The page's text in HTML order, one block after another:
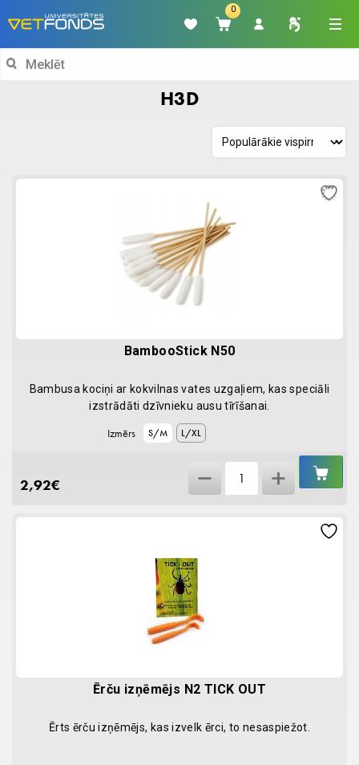
0
Search
H3D
BambooStick N50
Bambusa kociņi ar kokvilnas vates uzgaļiem, kas speciāli
izstrādāti dzīvnieku ausu tīrīšanai.
Izmērs S/M L/XL
2,92€
Ērču izņēmējs N2 TICK OUT
Ērts ērču izņēmējs, kas izvelk ērci, to nesaspiežot.